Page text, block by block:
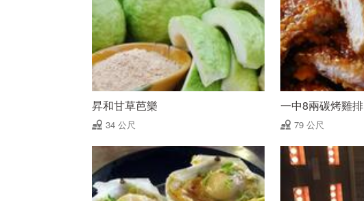
昇和甘草芭樂
34 公尺
一中8兩碳烤雞排
79 公尺